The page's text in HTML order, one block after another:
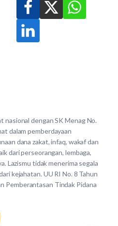
nasional dengan SK Menag No.
dalam pemberdayaan
dana zakat, infaq, wakaf dan
dari perseorangan, lembaga,
Lazismu tidak menerima segala
kejahatan. UU RI No. 8 Tahun
Pemberantasan Tindak Pidana